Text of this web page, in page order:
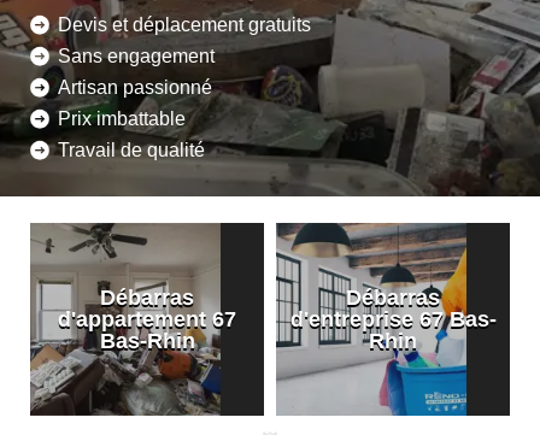
Devis et déplacement gratuits
Sans engagement
Artisan passionné
Prix imbattable
Travail de qualité
Débarras
d'appartement 67
Bas-Rhin
Débarras
d'entreprise 67 Bas-
Rhin